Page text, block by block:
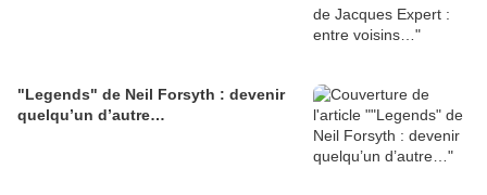
"Legends" de Neil Forsyth : devenir
quelqu’un d’autre…